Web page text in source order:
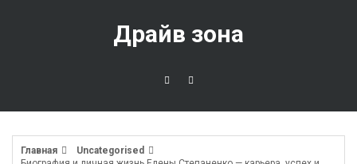
Драйв зона
Главная
Uncategorised